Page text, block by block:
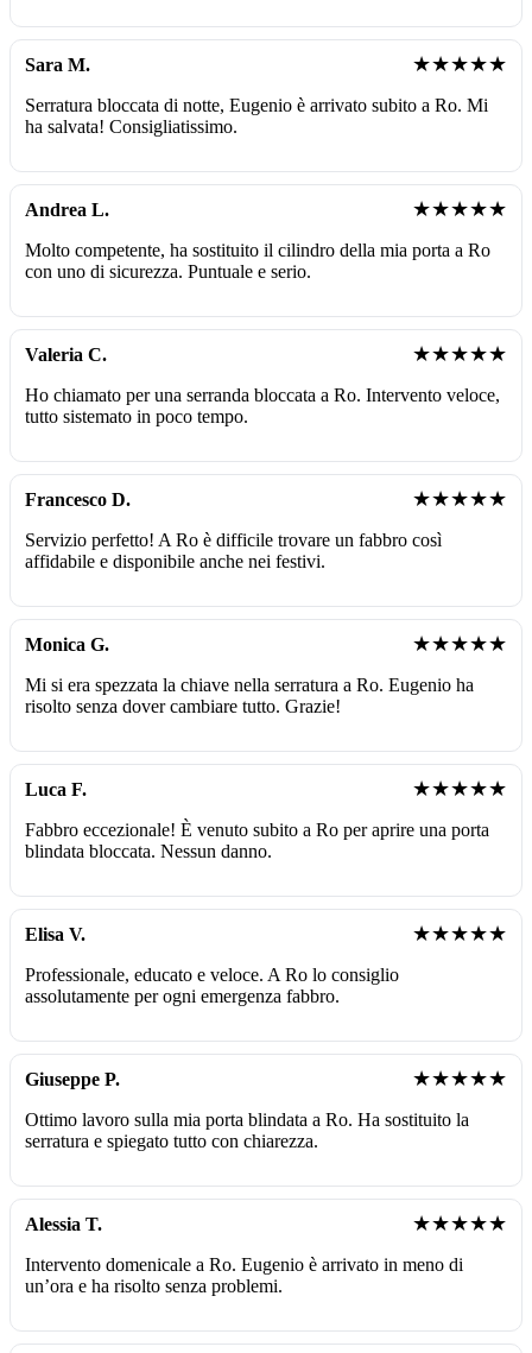
Sara M. ★★★★★
Serratura bloccata di notte, Eugenio è arrivato subito a Ro. Mi
ha salvata! Consigliatissimo.
Andrea L. ★★★★★
Molto competente, ha sostituito il cilindro della mia porta a Ro
con uno di sicurezza. Puntuale e serio.
Valeria C. ★★★★★
Ho chiamato per una serranda bloccata a Ro. Intervento veloce,
tutto sistemato in poco tempo.
Francesco D. ★★★★★
Servizio perfetto! A Ro è difficile trovare un fabbro così
affidabile e disponibile anche nei festivi.
Monica G. ★★★★★
Mi si era spezzata la chiave nella serratura a Ro. Eugenio ha
risolto senza dover cambiare tutto. Grazie!
Luca F. ★★★★★
Fabbro eccezionale! È venuto subito a Ro per aprire una porta
blindata bloccata. Nessun danno.
Elisa V. ★★★★★
Professionale, educato e veloce. A Ro lo consiglio
assolutamente per ogni emergenza fabbro.
Giuseppe P. ★★★★★
Ottimo lavoro sulla mia porta blindata a Ro. Ha sostituito la
serratura e spiegato tutto con chiarezza.
Alessia T. ★★★★★
Intervento domenicale a Ro. Eugenio è arrivato in meno di
un’ora e ha risolto senza problemi.